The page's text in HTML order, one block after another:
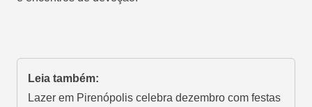
Leia também:
Lazer em Pirenópolis celebra dezembro com festas